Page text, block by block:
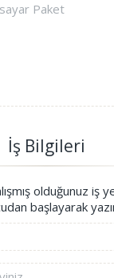
İş Bilgileri
olduğunuz iş
başlayarak